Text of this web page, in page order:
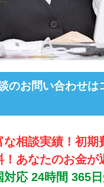
のお問い合わせは
な相談実績！初期
！あなたのお金が
対応 24時間 365